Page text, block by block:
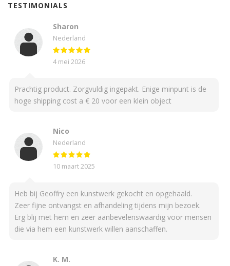
TESTIMONIALS
Sharon
Nederland
4 mei 2026
Prachtig product. Zorgvuldig ingepakt. Enige minpunt is de
hoge shipping cost a € 20 voor een klein object
Nico
Nederland
10 maart 2025
Heb bij Geoffry een kunstwerk gekocht en opgehaald.
Zeer fijne ontvangst en afhandeling tijdens mijn bezoek.
Erg blij met hem en zeer aanbevelenswaardig voor mensen
die via hem een kunstwerk willen aanschaffen.
K. M.